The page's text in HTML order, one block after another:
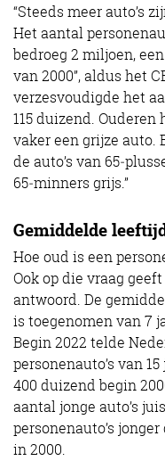
“Steeds meer auto’s
Het aantal
bedroeg 2 miljoen,
van 2000”, aldus het
verzesvoudigde het
115 duizend.
vaker een grijze auto.
de auto’s van
65‑minners grijs.”
Gemiddelde
Hoe oud is een
Ook op die vraag geeft
antwoord. De
is toegenomen van 7
Begin 2022 telde
personenauto’s van
400 duizend begin
aantal jonge auto’s
personenauto’s
in 2000.